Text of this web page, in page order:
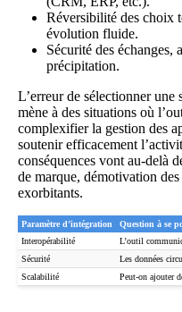
Réversibilité des choix
évolution fluide.
Sécurité des échanges,
précipitation.
L’erreur de sélectionner
mène à des situations où
complexifier la gestion des
soutenir efficacement
conséquences vont au-delà
de marque, démotivation
exorbitants.
Paramètre d’intégration Question à se
Interopérabilité
L’outil
Sécurité
Les données
Scalabilité
Peut-on ajouter